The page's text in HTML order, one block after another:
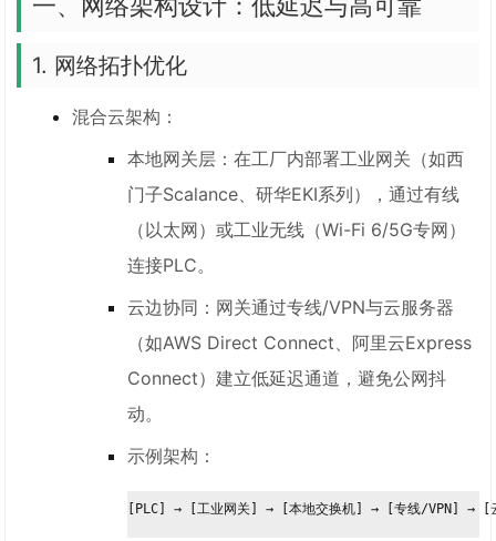
1. 网络拓扑优化
混合云架构：
本地网关层：在工厂内部署工业网关（如西
门子Scalance、研华EKI系列），通过有线
（以太网）或工业无线（Wi-Fi 6/5G专网）
连接PLC。
云边协同：网关通过专线/VPN与云服务器
（如AWS Direct Connect、阿里云Express
Connect）建立低延迟通道，避免公网抖
动。
示例架构：
[PLC] → [工业网关] → [本地交换机] → [专线/VPN] → [